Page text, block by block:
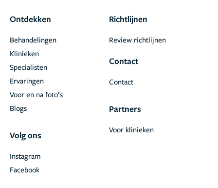
Ontdekken
Behandelingen
Klinieken
Specialisten
Ervaringen
Voor en na foto’s
Blogs
Volg ons
Facebook
Instagram
Richtlijnen
Review richtlijnen
Contact
Contact
Partners
Voor klinieken